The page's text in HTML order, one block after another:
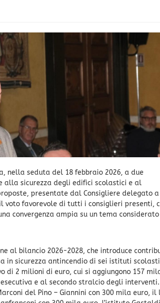
nella seduta del 18 febbraio 2026, a due
sicurezza degli edifici scolastici e al
presentate dal Consigliere delegato a
voto favorevole di tutti i consiglieri presenti,
convergenza ampia su un tema considerato
al bilancio 2026-2028, che introduce
in sicurezza antincendio di sei istituti
2 milioni di euro, cui si aggiungono 157
e al secondo stralcio degli interventi.
del Pino – Giannini con 300 mila euro, il